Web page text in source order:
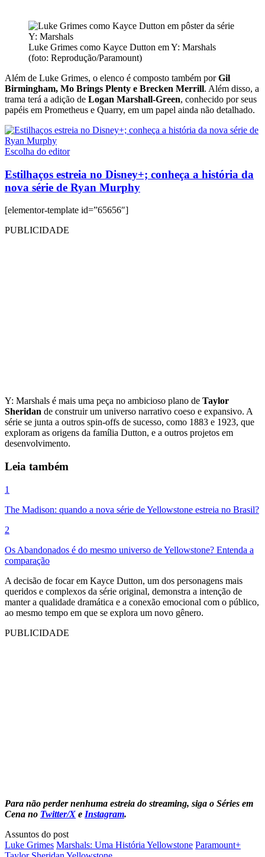
Luke Grimes como Kayce Dutton em Y: Marshals
(foto: Reprodução/Paramount)
Além de Luke Grimes, o elenco é composto também porGil
Birmingham, Mo Brings Plenty e Brecken Merrill. Além disso, a
trama terá a adição de Logan Marshall-Green, conhecido por seus
papéis em Prometheus e Quarry, em um papel ainda não detalhado.
Escolha do editor
Estilhaços estreia no Disney+; conheça a história da
nova série de Ryan Murphy
[elementor-template id=”65656″]
PUBLICIDADE
Y: Marshals é mais uma peça no ambicioso plano de Taylor
Sheridan de construir um universo narrativo coeso e expansivo. A
série se junta a outros spin-offs de sucesso, como 1883 e 1923, que
exploram as origens da família Dutton, e a outros projetos em
desenvolvimento.
Leia também
1
The Madison: quando a nova série de Yellowstone estreia no Brasil?
2
Os Abandonados é do mesmo universo de Yellowstone? Entenda a
comparação
A decisão de focar em Kayce Dutton, um dos personagens mais
queridos e complexos da série original, demonstra a intenção de
manter a qualidade dramática e a conexão emocional com o público,
ao mesmo tempo em que se explora um novo gênero.
PUBLICIDADE
Para não perder nenhuma estreia do streaming, siga o Séries em
Cena no Twitter/X e Instagram.
Assuntos do post
Luke Grimes Marshals: Uma História Yellowstone Paramount+